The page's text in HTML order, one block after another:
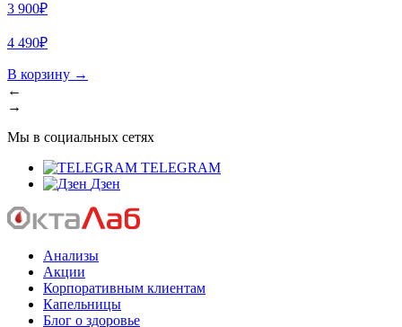
3 900₽
4 490₽
В корзину →
←
→
Мы в социальных сетях
TELEGRAM
Дзен
Анализы
Акции
Корпоративным клиентам
Капельницы
Блог о здоровье